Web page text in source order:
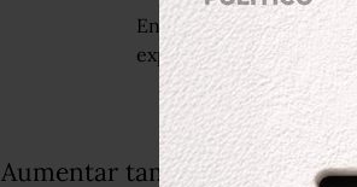
En está sección podrás
experienciadentro del
Aumentar tamaño de letra